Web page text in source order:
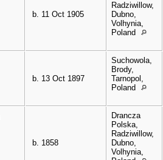
b. 11 Oct 1905
Radziwillow,
Dubno,
Volhynia,
Poland
b. 13 Oct 1897
Suchowola,
Brody,
Tarnopol,
Poland
b. 1858
Drancza
Polska,
Radziwillow,
Dubno,
Volhynia,